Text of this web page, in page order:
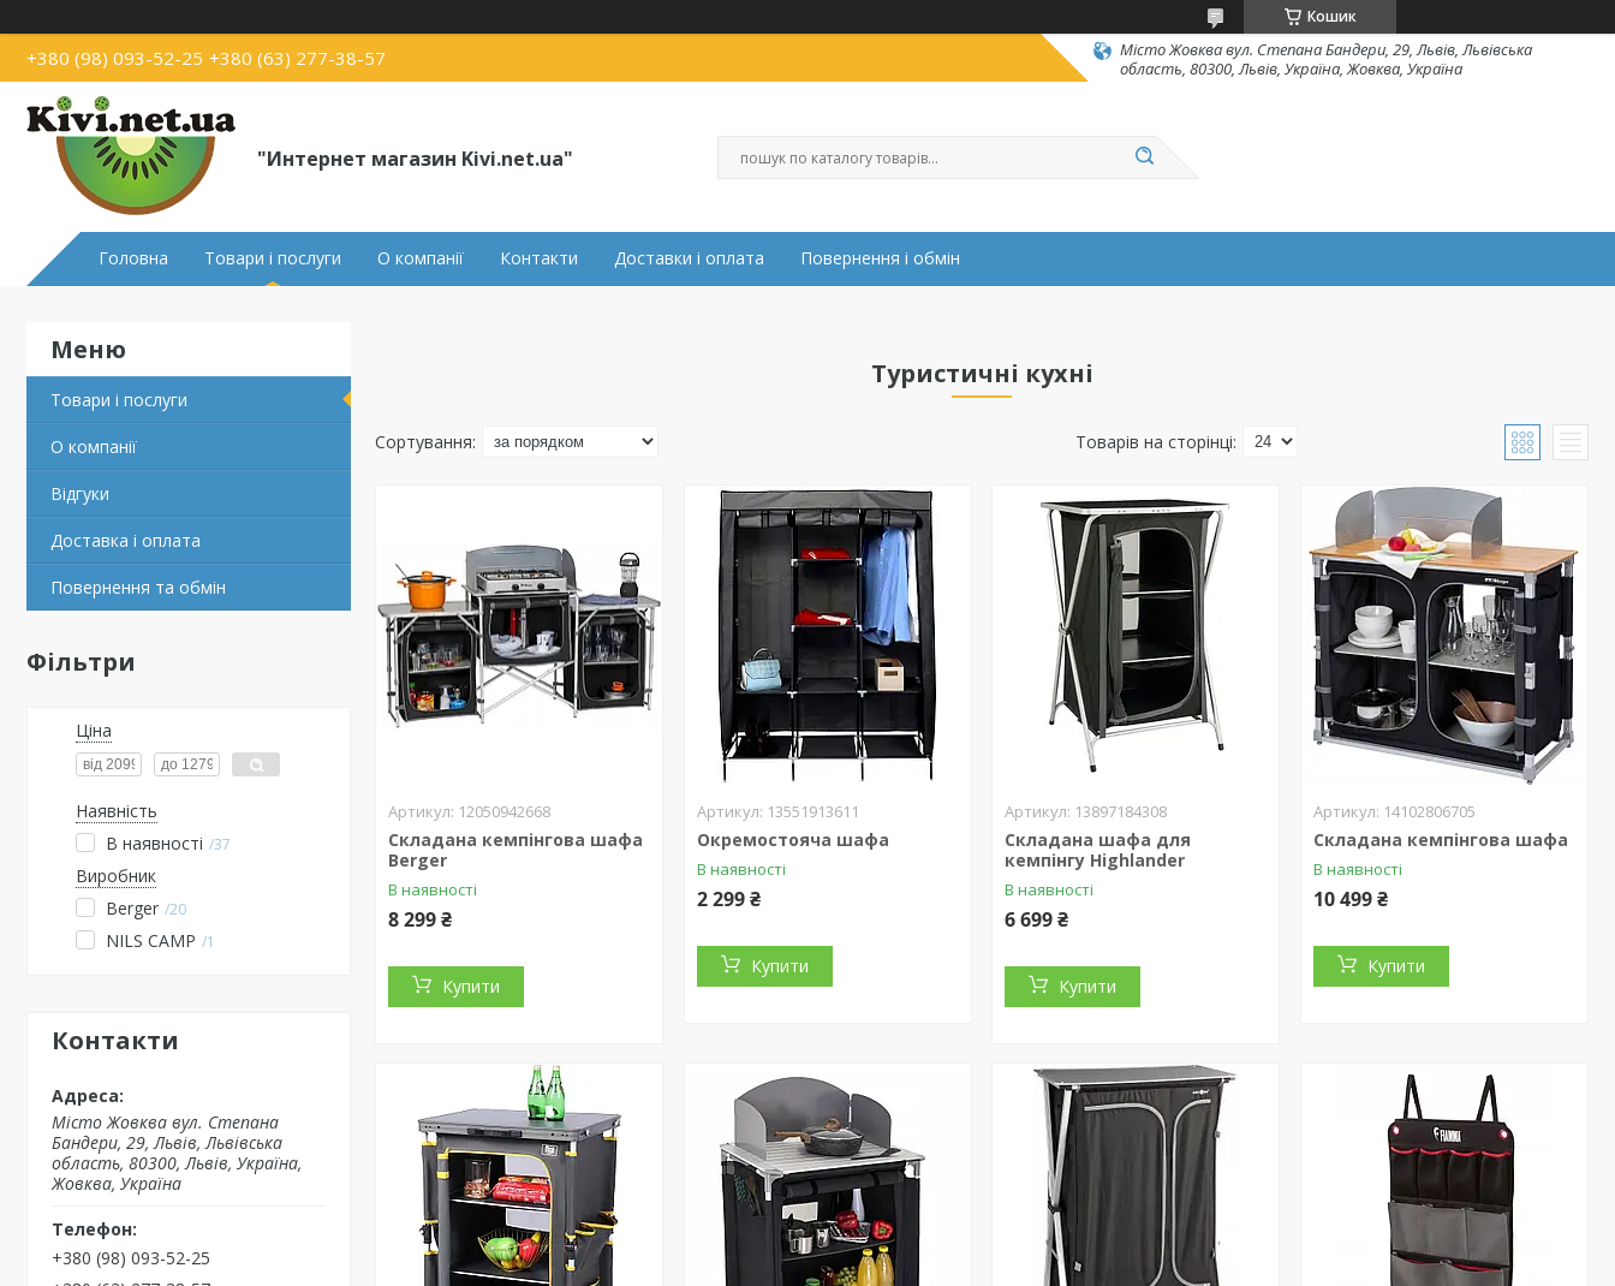
Кошик
+380 (98) 093-52-25 +380 (63) 277-38-57
Місто Жовква вул. Степана Бандери, 29, Львів, Львівська
область, 80300, Львів, Україна, Жовква, Україна
"Интернет магазин Kivi.net.ua"
Головна Товари і послуги О компанії Контакти Доставки і оплата Повернення і обмін
Товари і послуги
О компанії
Відгуки
Доставка і оплата
Повернення та обмін
Фільтри
Ціна
Наявність
В наявності 37
Виробник
Berger 20
NILS CAMP 1
Контакти
Місто Жовква вул. Степана
Бандери, 29, Львів, Львівська
область, 80300, Львів, Україна,
Жовква, Україна
+380 (98) 093-52-25
Туристичні кухні
12050942668
Складана кемпінгова шафа
Berger
В наявності
8 299 ₴
Купити
13551913611
Окремостояча шафа
В наявності
2 299 ₴
Купити
13897184308
Складана шафа для
кемпінгу Highlander
В наявності
6 699 ₴
Купити
14102806705
Складана кемпінгова шафа
В наявності
10 499 ₴
Купити